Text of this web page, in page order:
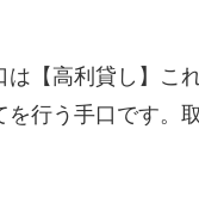
【高利貸し】こ
行う手口です。